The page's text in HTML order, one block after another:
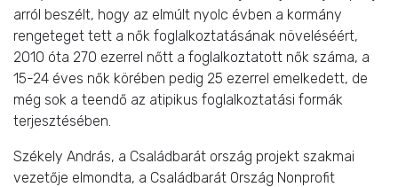
arról beszélt, hogy az elmúlt nyolc évben a kormány
rengeteget tett a nők foglalkoztatásának növeléséért,
2010 óta 270 ezerrel nőtt a foglalkoztatott nők száma, a
15-24 éves nők körében pedig 25 ezerrel emelkedett, de
még sok a teendő az atipikus foglalkoztatási formák
terjesztésében.
Székely András, a Családbarát ország projekt szakmai
vezetője elmondta, a Családbarát Ország Nonprofit